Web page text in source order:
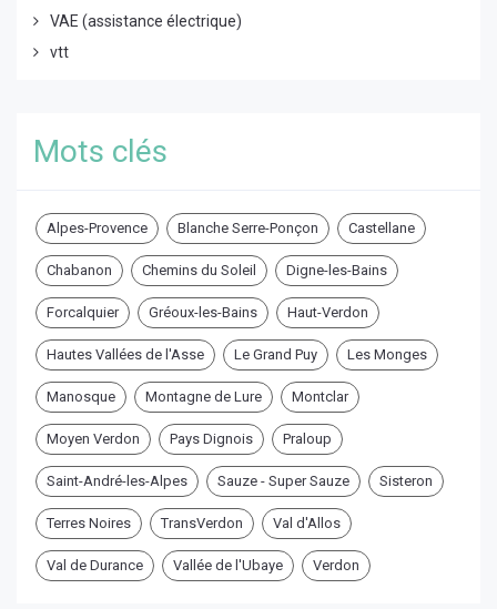
VAE (assistance électrique)
vtt
Mots clés
Alpes-Provence Blanche Serre-Ponçon Castellane
Chabanon Chemins du Soleil Digne-les-Bains
Forcalquier Gréoux-les-Bains Haut-Verdon
Hautes Vallées de l'Asse Le Grand Puy Les Monges
Manosque Montagne de Lure Montclar
Moyen Verdon Pays Dignois Praloup
Saint-André-les-Alpes Sauze - Super Sauze Sisteron
Terres Noires TransVerdon Val d'Allos
Val de Durance Vallée de l'Ubaye Verdon